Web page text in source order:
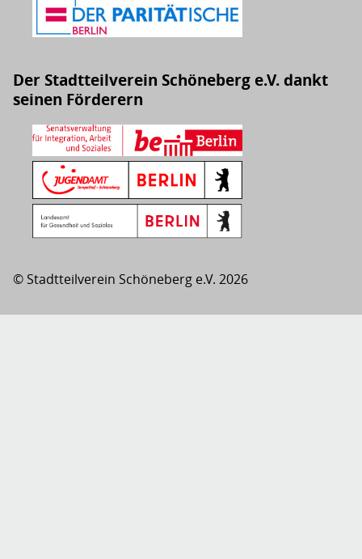
Der Stadtteilverein Schöneberg e.V. dankt
seinen Förderern
© Stadtteilverein Schöneberg e.V. 2026